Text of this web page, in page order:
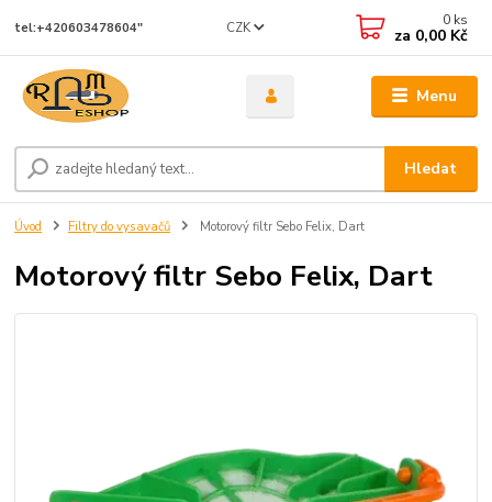
Menu
CZK
Hledat
tel:+420603478604" 0 ks
za 0,00 Kč
Úvod Filtry do vysavačů Motorový filtr Sebo Felix, Dart
Motorový filtr Sebo Felix, Dart